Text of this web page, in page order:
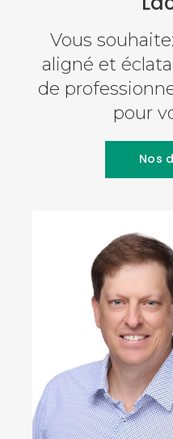
Vous
aligné et
de
pour
Nos